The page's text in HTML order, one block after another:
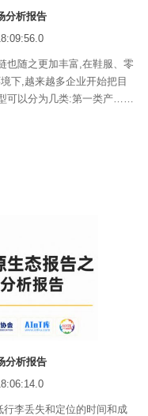
分析报告
也随之更加丰富,在鞋服、零
下,越来越多企业开始把目
可以分为几类:第一类产……
分析报告
李丢失和定位的时间和成